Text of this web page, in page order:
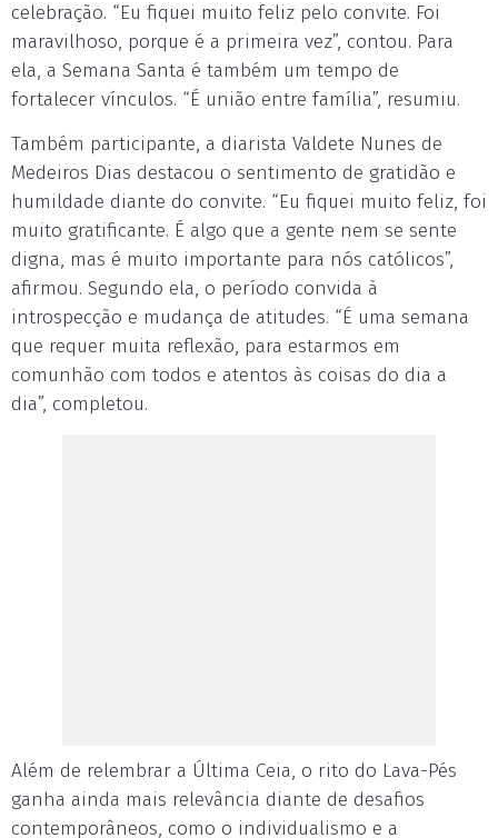
celebração. “Eu fiquei muito feliz pelo convite. Foi
maravilhoso, porque é a primeira vez”, contou. Para
ela, a Semana Santa é também um tempo de
fortalecer vínculos. “É união entre família”, resumiu.
Também participante, a diarista Valdete Nunes de
Medeiros Dias destacou o sentimento de gratidão e
humildade diante do convite. “Eu fiquei muito feliz, foi
muito gratificante. É algo que a gente nem se sente
digna, mas é muito importante para nós católicos”,
afirmou. Segundo ela, o período convida à
introspecção e mudança de atitudes. “É uma semana
que requer muita reflexão, para estarmos em
comunhão com todos e atentos às coisas do dia a
dia”, completou.
Além de relembrar a Última Ceia, o rito do Lava-Pés
ganha ainda mais relevância diante de desafios
contemporâneos, como o individualismo e a